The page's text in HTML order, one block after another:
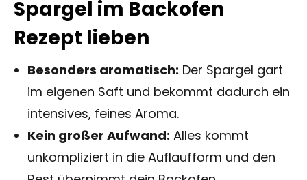
Spargel im Backofen
Rezept lieben
Besonders aromatisch: Der Spargel gart
im eigenen Saft und bekommt dadurch ein
intensives, feines Aroma.
Kein großer Aufwand: Alles kommt
unkompliziert in die Auflaufform und den